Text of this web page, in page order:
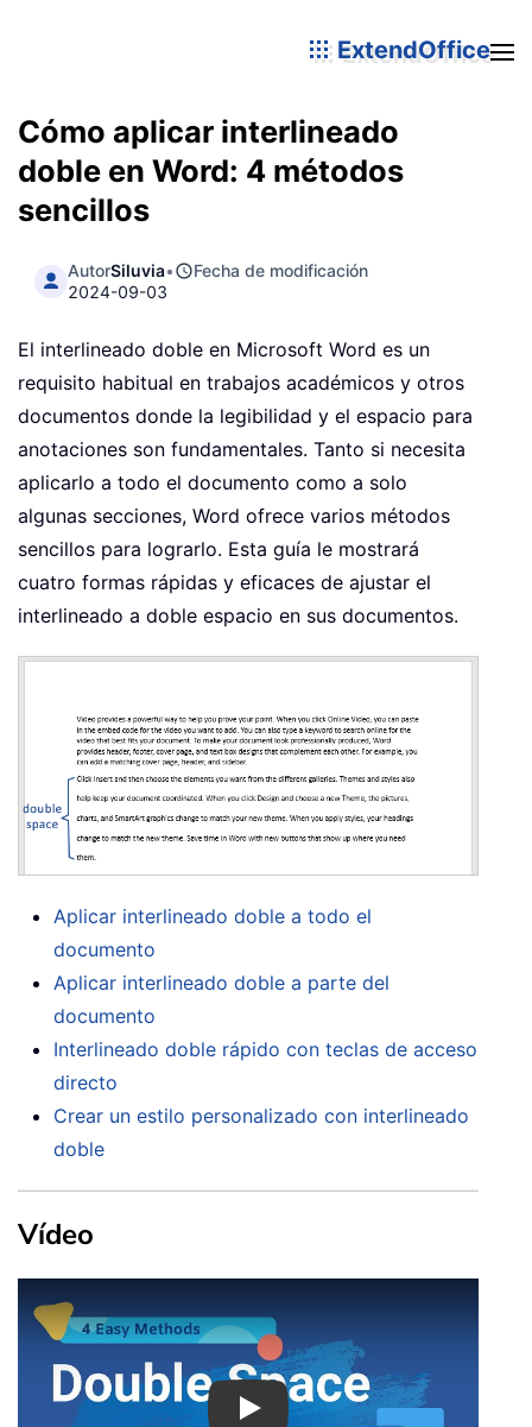
ExtendOffice
Cómo aplicar interlineado
doble en Word: 4 métodos
sencillos
AutorSiluvia•
Fecha de modificación
2024-09-03
El interlineado doble en Microsoft Word es un
requisito habitual en trabajos académicos y otros
documentos donde la legibilidad y el espacio para
anotaciones son fundamentales. Tanto si necesita
aplicarlo a todo el documento como a solo
algunas secciones, Word ofrece varios métodos
sencillos para lograrlo. Esta guía le mostrará
cuatro formas rápidas y eficaces de ajustar el
interlineado a doble espacio en sus documentos.
Aplicar interlineado doble a todo el
documento
Aplicar interlineado doble a parte del
documento
Interlineado doble rápido con teclas de acceso
directo
Crear un estilo personalizado con interlineado
doble
Vídeo
Play